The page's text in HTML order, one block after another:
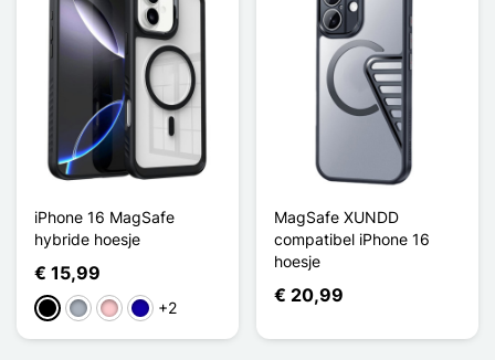
iPhone 16 MagSafe
hybride hoesje
€ 15,99
ZwartGrijsRozeDonkerblauw
+2
MagSafe XUNDD
compatibel iPhone 16
hoesje
€ 20,99